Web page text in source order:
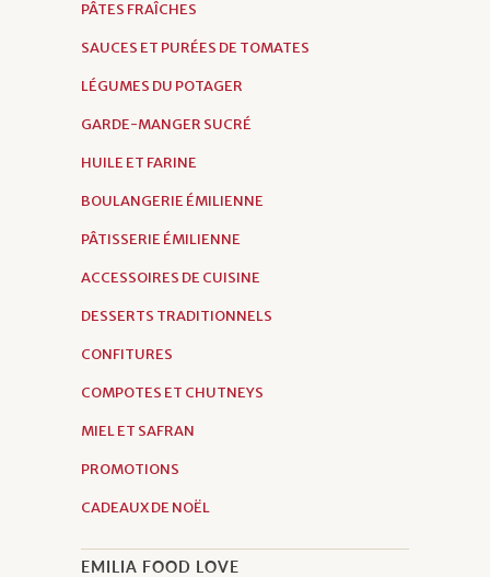
PÂTES FRAÎCHES
SAUCES ET PURÉES DE TOMATES
LÉGUMES DU POTAGER
GARDE-MANGER SUCRÉ
HUILE ET FARINE
BOULANGERIE ÉMILIENNE
PÂTISSERIE ÉMILIENNE
ACCESSOIRES DE CUISINE
DESSERTS TRADITIONNELS
CONFITURES
COMPOTES ET CHUTNEYS
MIEL ET SAFRAN
PROMOTIONS
CADEAUX DE NOËL
EMILIA FOOD LOVE